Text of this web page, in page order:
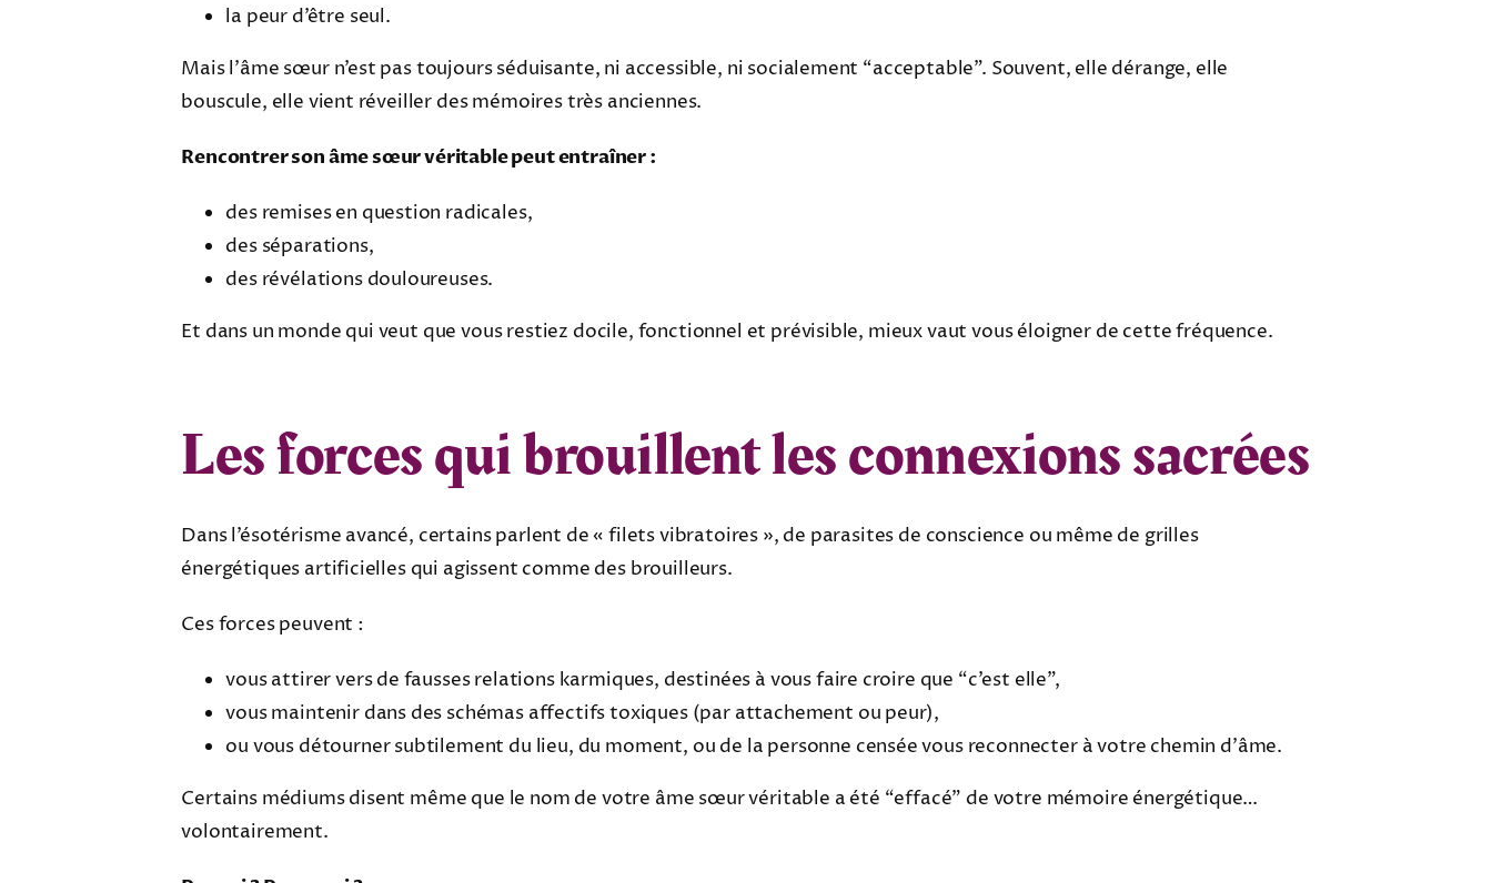
la peur d’être seul.
Mais l’âme sœur n’est pas toujours séduisante, ni accessible, ni socialement “acceptable”. Souvent, elle dérange, elle
bouscule, elle vient réveiller des mémoires très anciennes.
Rencontrer son âme sœur véritable peut entraîner :
des remises en question radicales,
des séparations,
des révélations douloureuses.
Et dans un monde qui veut que vous restiez docile, fonctionnel et prévisible, mieux vaut vous éloigner de cette fréquence.
Les forces qui brouillent les connexions sacrées
Dans l’ésotérisme avancé, certains parlent de « filets vibratoires », de parasites de conscience ou même de grilles
énergétiques artificielles qui agissent comme des brouilleurs.
Ces forces peuvent :
vous attirer vers de fausses relations karmiques, destinées à vous faire croire que “c’est elle”,
vous maintenir dans des schémas affectifs toxiques (par attachement ou peur),
ou vous détourner subtilement du lieu, du moment, ou de la personne censée vous reconnecter à votre chemin d’âme.
Certains médiums disent même que le nom de votre âme sœur véritable a été “effacé” de votre mémoire énergétique…
volontairement.